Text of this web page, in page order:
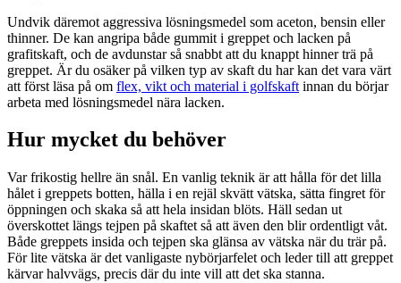
Undvik däremot aggressiva lösningsmedel som aceton, bensin eller
thinner. De kan angripa både gummit i greppet och lacken på
grafitskaft, och de avdunstar så snabbt att du knappt hinner trä på
greppet. Är du osäker på vilken typ av skaft du har kan det vara värt
att först läsa på om flex, vikt och material i golfskaft innan du börjar
arbeta med lösningsmedel nära lacken.
Hur mycket du behöver
Var frikostig hellre än snål. En vanlig teknik är att hålla för det lilla
hålet i greppets botten, hälla i en rejäl skvätt vätska, sätta fingret för
öppningen och skaka så att hela insidan blöts. Häll sedan ut
överskottet längs tejpen på skaftet så att även den blir ordentligt våt.
Både greppets insida och tejpen ska glänsa av vätska när du trär på.
För lite vätska är det vanligaste nybörjarfelet och leder till att greppet
kärvar halvvägs, precis där du inte vill att det ska stanna.